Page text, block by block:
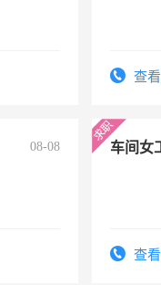
查
08-08 车间女
查